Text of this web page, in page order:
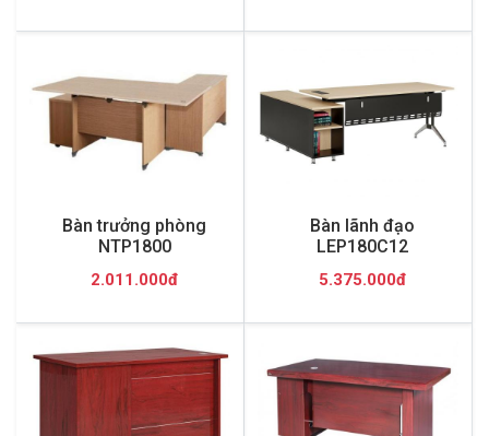
Bàn trưởng phòng
NTP1800
2.011.000đ
Bàn lãnh đạo
LEP180C12
5.375.000đ